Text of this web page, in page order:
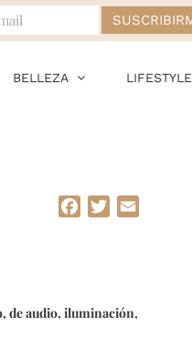
BELLEZA LIFESTYLE
Facebook
Twitter
de audio, iluminación,